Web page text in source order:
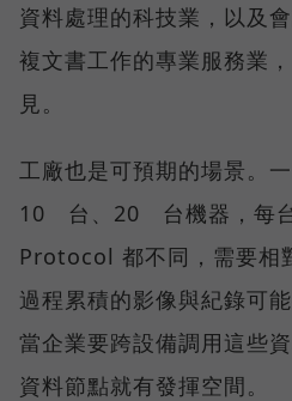
資料處理的科技業，以及
複文書工作的專業服務業
見。
工廠也是可預期的場景。
10 台、20 台機器，每
Protocol 都不同，需要相
過程累積的影像與紀錄可
當企業要跨設備調用這些
資料節點就有發揮空間。